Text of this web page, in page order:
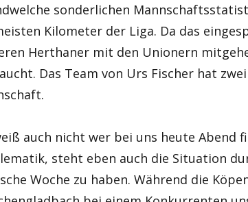
sonderlichen
Kilometer der Liga. Da das
Herthaner mit den Unionern
Das Team von Urs Fischer hat
auch nicht wer bei uns heute Abend
steht eben auch die Situation
Woche zu haben. Während die